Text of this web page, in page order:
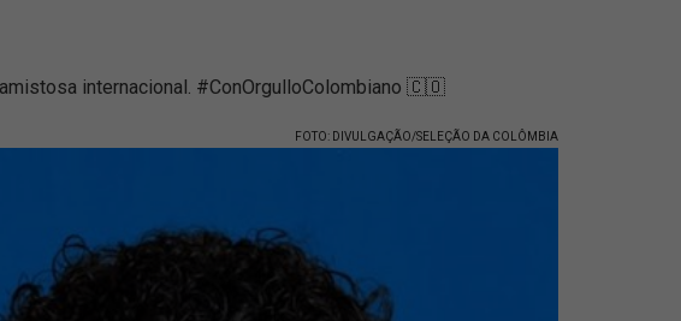
internacional. #ConOrgulloColombiano 🇨🇴
FOTO: DIVULGAÇÃO/SELEÇÃO DA COLÔMBIA